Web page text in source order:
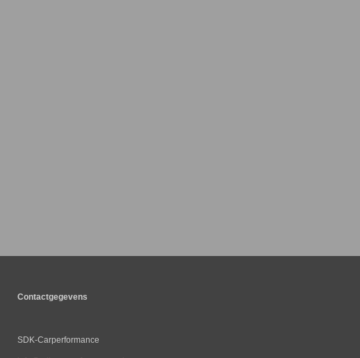
Contactgegevens
SDK-Carperformance